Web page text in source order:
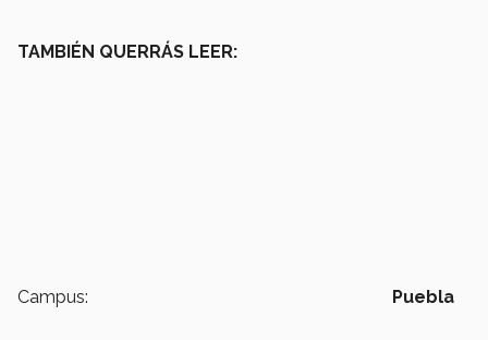
TAMBIÉN QUERRÁS LEER:
Campus: Puebla